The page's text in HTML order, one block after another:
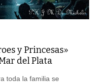
y Princesas»
del Plata
toda la familia se